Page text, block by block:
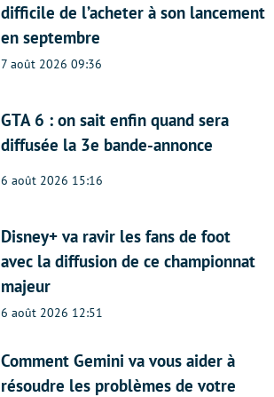
difficile de l’acheter à son lancement
en septembre
7 août 2026 09:36
GTA 6 : on sait enfin quand sera
diffusée la 3e bande-annonce
6 août 2026 15:16
Disney+ va ravir les fans de foot
avec la diffusion de ce championnat
majeur
6 août 2026 12:51
Comment Gemini va vous aider à
résoudre les problèmes de votre